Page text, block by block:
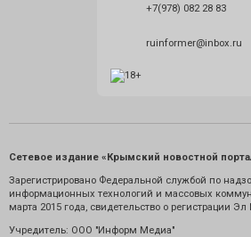
+7(978) 082 28 83
ruinformer@inbox.ru
Сетевое издание «Крымский новостной
Зарегистрировано Федеральной службой по
информационных технологий и массовых
марта 2015 года, свидетельство о регистрации
Учредитель: ООО "Информ Медиа"